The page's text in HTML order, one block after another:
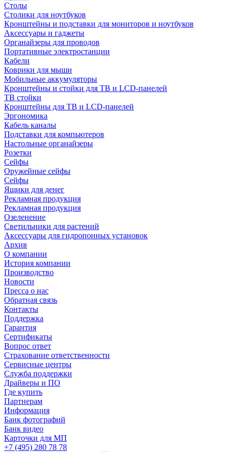
Столы
Столики для ноутбуков
Кронштейны и подставки для мониторов и ноутбуков
Аксессуары и гаджеты
Органайзеры для проводов
Портативные электростанции
Кабели
Коврики для мыши
Мобильные аккумуляторы
Кронштейны и стойки для ТВ и LCD-панелей
ТВ стойки
Кронштейны для ТВ и LCD-панелей
Эргономика
Кабель каналы
Подставки для компьютеров
Настольные органайзеры
Розетки
Сейфы
Оружейные сейфы
Сейфы
Ящики для денег
Рекламная продукция
Рекламная продукция
Озеленение
Светильники для растений
Аксессуары для гидропонных установок
Архив
О компании
История компании
Производство
Новости
Пресса о нас
Обратная связь
Контакты
Поддержка
Гарантия
Сертификаты
Вопрос ответ
Страхование ответственности
Сервисные центры
Служба поддержки
Драйверы и ПО
Где купить
Партнерам
Информация
Банк фотографий
Банк видео
Карточки для МП
+7 (495) 280 78 78